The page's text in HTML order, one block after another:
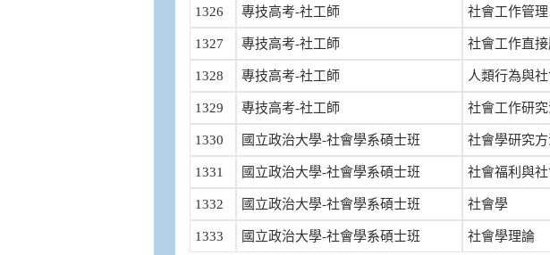
1326 專技高考-社工師 社會工作管理
1327 專技高考-社工師 社會工作直
1328 專技高考-社工師 人類行為與
1329 專技高考-社工師 社會工作研究
1330 國立政治大學-社會學系碩士班 社會學研究方
1331 國立政治大學-社會學系碩士班 社會福利與
1332 國立政治大學-社會學系碩士班 社會學
1333 國立政治大學-社會學系碩士班 社會學理論